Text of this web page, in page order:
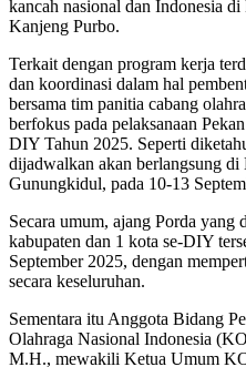
kancah nasional dan Indonesia
Kanjeng Purbo.
Terkait dengan program kerja
dan koordinasi dalam hal
bersama tim panitia cabang
berfokus pada pelaksanaan
DIY Tahun 2025. Seperti
dijadwalkan akan berlangsung
Gunungkidul, pada 10-13
Secara umum, ajang Porda yang
kabupaten dan 1 kota se-DIY
September 2025, dengan
secara keseluruhan.
Sementara itu Anggota Bidang
Olahraga Nasional Indonesia
M.H., mewakili Ketua Umum